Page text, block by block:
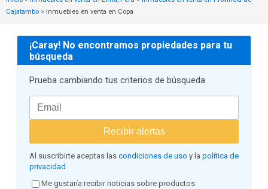
Cajatambo > Inmuebles en venta en Copa
¡Caray! No encontramos propiedades para tu
búsqueda
Prueba cambiando tus criterios de búsqueda
Recibir alertas
Al suscribirte aceptas las condiciones de uso y la política de
privacidad
Me gustaría recibir noticias sobre productos